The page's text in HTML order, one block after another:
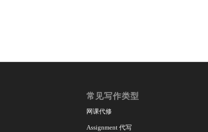
常见写作类型
网课代修
Assignment 代写